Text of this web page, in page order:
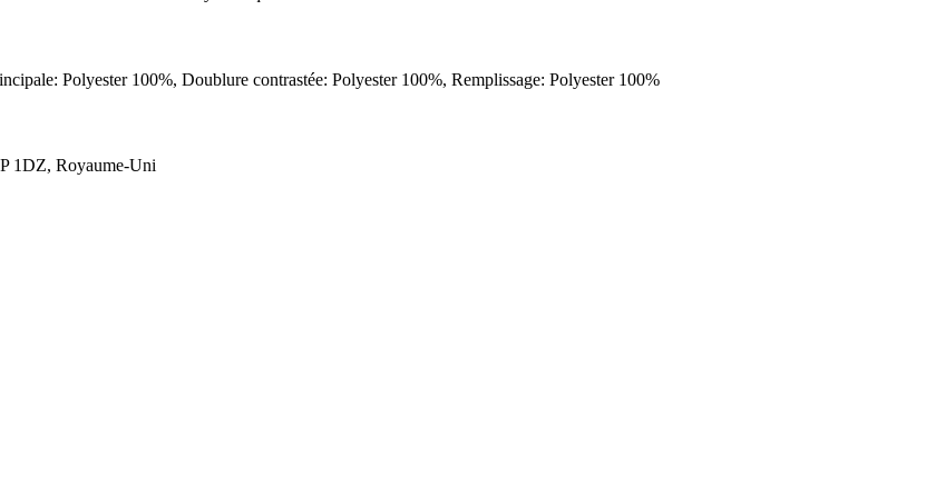
Polyester 100%, Doublure contrastée: Polyester 100%, Remplissage: Polyester 100%
1DZ, Royaume-Uni